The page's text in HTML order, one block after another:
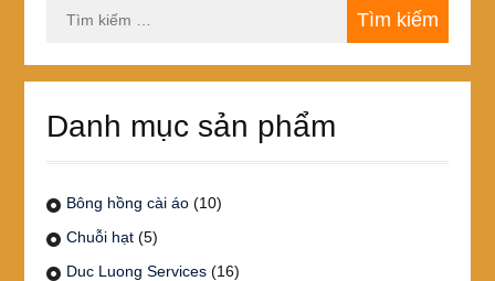
kiếm
Danh mục sản phẩm
Bông hồng cài áo (10)
Chuỗi hạt (5)
Duc Luong Services (16)